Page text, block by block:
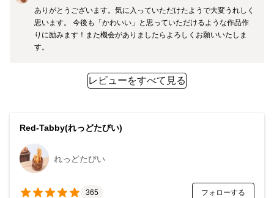
ありがとうございます。気に入っていただけたようで大変うれしく
思います。 今後も「かわいい」と思っていただけるような作品作
りに励みます！また機会がありましたらよろしくお願いいたしま
す。
レビューをすべて見る
Red-Tabby(れっどたびい)
れっどたびい
365 フォローする